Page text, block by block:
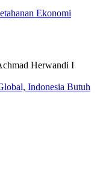
Ekonomi
Indonesia Butuh